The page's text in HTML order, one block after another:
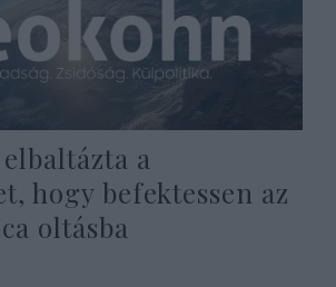
a
hogy befektessen az
oltásba